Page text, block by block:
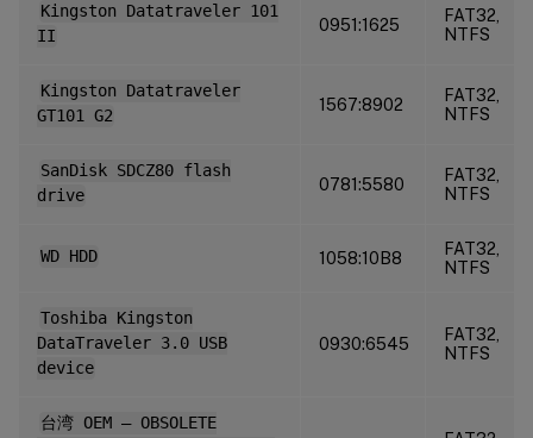
Kingston Datatraveler 101
II
0951:1625
FAT32,
NTFS
Kingston Datatraveler
GT101 G2
1567:8902
FAT32,
NTFS
SanDisk SDCZ80 flash
drive
0781:5580
FAT32,
NTFS
WD HDD 1058:10B8
FAT32,
NTFS
Toshiba Kingston
DataTraveler 3.0 USB
device
0930:6545
FAT32,
NTFS
台湾 OEM – OBSOLETE